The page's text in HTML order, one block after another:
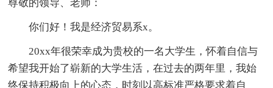
尊敬的领导、老师：
你们好！我是经济贸易系x。
20xx年很荣幸成为贵校的一名大学生，怀着自信与
希望我开始了崭新的大学生活，在过去的两年里，我始
终保持积极向上的心态，时刻以高标准严格要求着自